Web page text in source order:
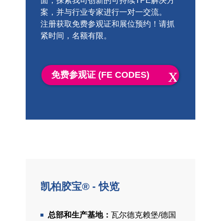
案，并与行业专家进行一对一交流。
注册获取免费参观证和展位预约！请抓
紧时间，名额有限。
免费参观证 (FE CODES)
凯柏胶宝® - 快览
总部和生产基地： 瓦尔德克赖堡/德国